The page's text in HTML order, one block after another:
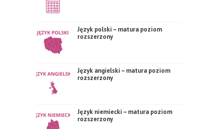
Język polski – matura poziom
rozszerzony
Język angielski – matura poziom
rozszerzony
Język niemiecki – matura poziom
rozszerzony